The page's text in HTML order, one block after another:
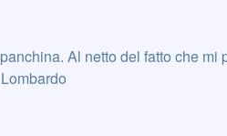
Al netto del fatto che mi